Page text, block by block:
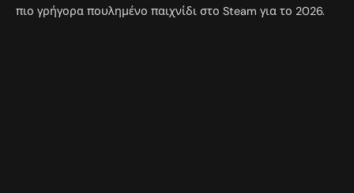
πιο γρήγορα πουλημένο παιχνίδι στο Steam για το 2026.